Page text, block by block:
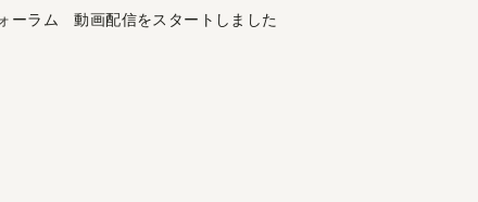
ーラム 動画配信をスタートしました